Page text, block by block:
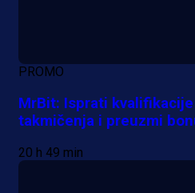
PROMO
MrBit: Isprati
takmičenja i preuzmi
20 h 49 min